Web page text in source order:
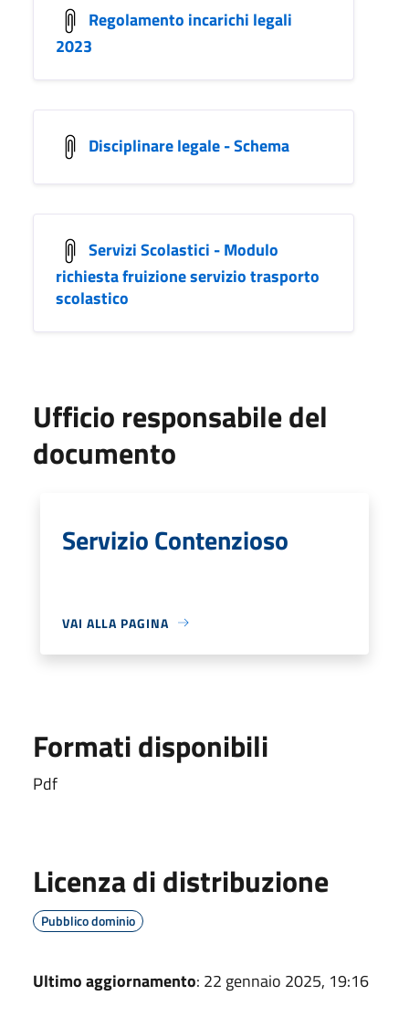
Regolamento incarichi legali
2023
Disciplinare legale - Schema
Servizi Scolastici - Modulo
richiesta fruizione servizio trasporto
scolastico
Ufficio responsabile del
documento
Servizio Contenzioso
VAI ALLA PAGINA
Formati disponibili
Pdf
Licenza di distribuzione
Pubblico dominio
Ultimo aggiornamento: 22 gennaio 2025, 19:16